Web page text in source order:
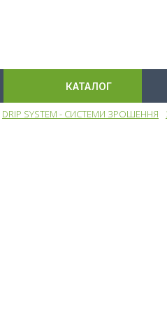
КАТАЛОГ
DRIP SYSTEM - СИСТЕМИ ЗРОШЕННЯ